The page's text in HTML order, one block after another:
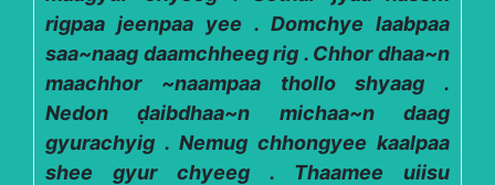
rigpaa jeenpaa yee . Domchye laabpaa
saa~naag daamchheeg rig . Chhor dhaa~n
maachhor ~naampaa thollo shyaag .
Nedon ḍaibdhaa~n michaa~n daag
gyurachyig . Nemug chhongyee kaalpaa
shee gyur chyeeg . Thaamee uiisu